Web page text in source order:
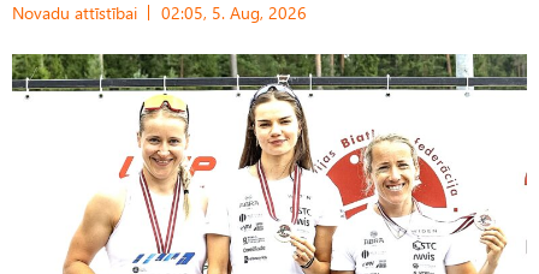
Novadu attīstībai 02:05, 5. Aug, 2026